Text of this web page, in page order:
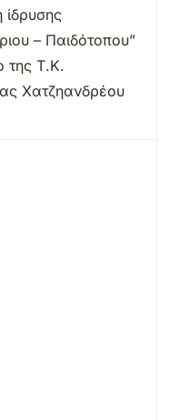
ίδρυσης
– Παιδότοπου”
της Τ.Κ.
Χατζηανδρέου